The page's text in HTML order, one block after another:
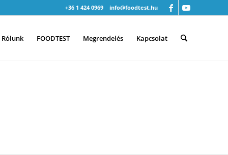
+36 1 424 0969 info@foodtest.hu
Rólunk FOODTEST Megrendelés Kapcsolat